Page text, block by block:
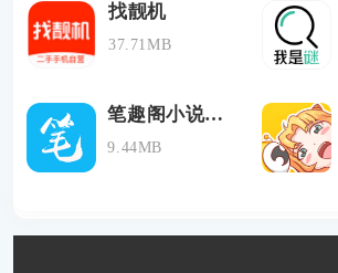
找靓机
37.71MB
笔趣阁小说免费版
9.44MB